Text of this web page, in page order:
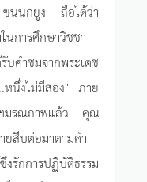
ขนนกยูง ถือได้ว่า
นการศึกษาวิชชา
ำชมจากพระเดช
นึ่งไม่มีสอง" ภาย
ฯมรณภาพแล้ว คุณ
ยสืบต่อมาตามคำ
กการปฏิบัติธรรม